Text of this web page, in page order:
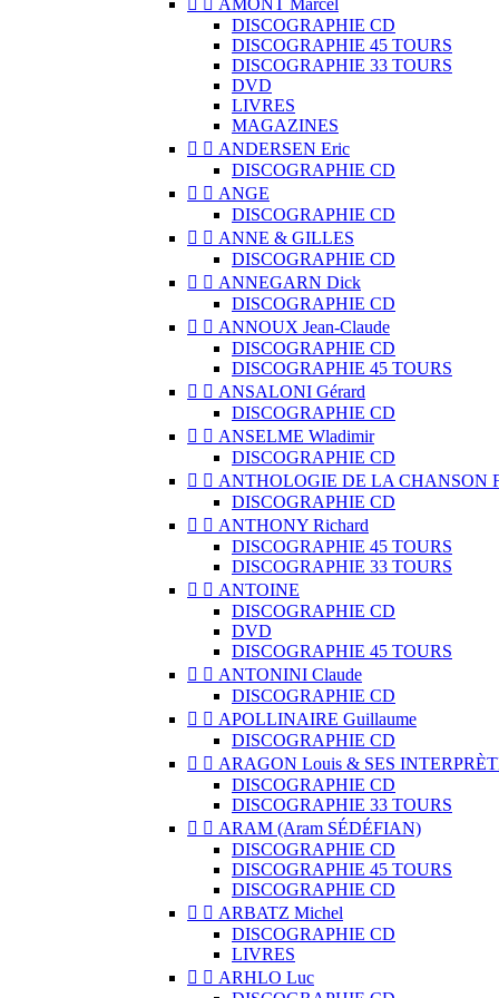
AMONT Marcel
DISCOGRAPHIE CD
DISCOGRAPHIE 45 TOURS
DISCOGRAPHIE 33 TOURS
DVD
LIVRES
MAGAZINES
  ANDERSEN Eric
DISCOGRAPHIE CD
  ANGE
DISCOGRAPHIE CD
  ANNE & GILLES
DISCOGRAPHIE CD
  ANNEGARN Dick
DISCOGRAPHIE CD
  ANNOUX Jean-Claude
DISCOGRAPHIE CD
DISCOGRAPHIE 45 TOURS
  ANSALONI Gérard
DISCOGRAPHIE CD
  ANSELME Wladimir
DISCOGRAPHIE CD
  ANTHOLOGIE DE LA CHANSON
DISCOGRAPHIE CD
  ANTHONY Richard
DISCOGRAPHIE 45 TOURS
DISCOGRAPHIE 33 TOURS
  ANTOINE
DISCOGRAPHIE CD
DVD
DISCOGRAPHIE 45 TOURS
  ANTONINI Claude
DISCOGRAPHIE CD
  APOLLINAIRE Guillaume
DISCOGRAPHIE CD
  ARAGON Louis & SES
DISCOGRAPHIE CD
DISCOGRAPHIE 33 TOURS
  ARAM (Aram SÉDÉFIAN)
DISCOGRAPHIE CD
DISCOGRAPHIE 45 TOURS
DISCOGRAPHIE CD
  ARBATZ Michel
DISCOGRAPHIE CD
LIVRES
  ARHLO Luc